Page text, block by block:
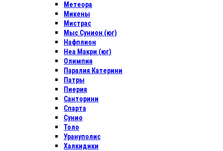
Метеора
Микены
Мистрас
Мыс Сунион (юг)
Нафплион
Неа Макри (юг)
Олимпия
Паралия Катерини
Патры
Пиерия
Санторини
Спарта
Сунио
Толо
Урануполис
Халкидики